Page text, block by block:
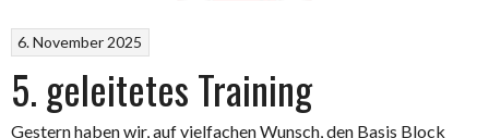
6. November 2025
5. geleitetes Training
Gestern haben wir, auf vielfachen Wunsch, den Basis Block